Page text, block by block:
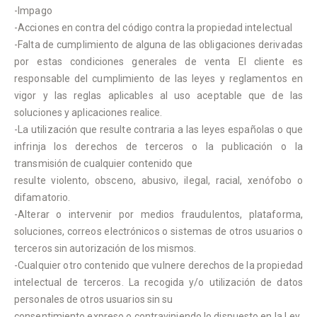
-Impago
-Acciones en contra del código contra la propiedad intelectual
-Falta de cumplimiento de alguna de las obligaciones derivadas
por estas condiciones generales de venta El cliente es
responsable del cumplimiento de las leyes y reglamentos en
vigor y las reglas aplicables al uso aceptable que de las
soluciones y aplicaciones realice.
-La utilización que resulte contraria a las leyes españolas o que
infrinja los derechos de terceros o la publicación o la
transmisión de cualquier contenido que
resulte violento, obsceno, abusivo, ilegal, racial, xenófobo o
difamatorio.
-Alterar o intervenir por medios fraudulentos, plataforma,
soluciones, correos electrónicos o sistemas de otros usuarios o
terceros sin autorización de los mismos.
-Cualquier otro contenido que vulnere derechos de la propiedad
intelectual de terceros. La recogida y/o utilización de datos
personales de otros usuarios sin su